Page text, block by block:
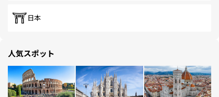
日本
人気スポット